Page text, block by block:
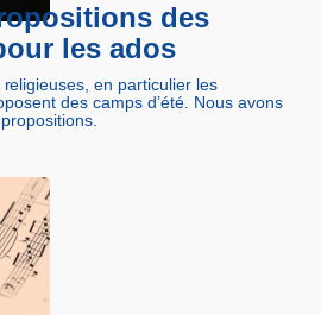
des
les ados
en particulier les
des camps d’été. Nous avons